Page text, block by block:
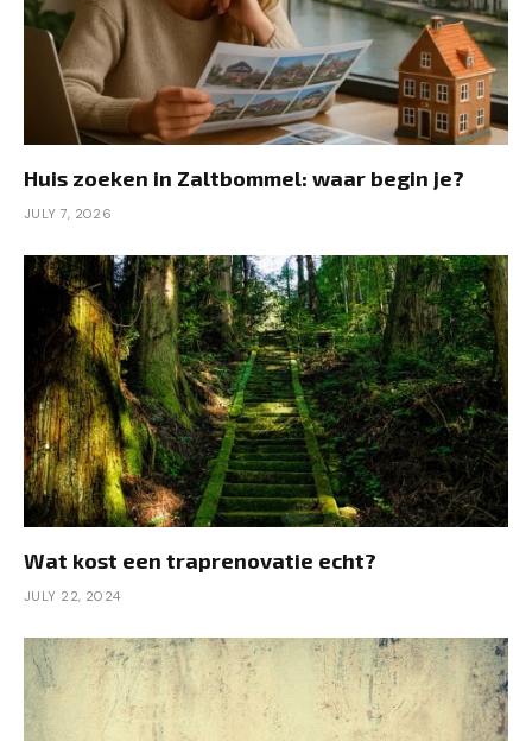
Huis zoeken in Zaltbommel: waar begin je?
JULY 7, 2026
Wat kost een traprenovatie echt?
JULY 22, 2024